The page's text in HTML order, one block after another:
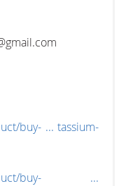
buy- ... tassium-
buy- ...